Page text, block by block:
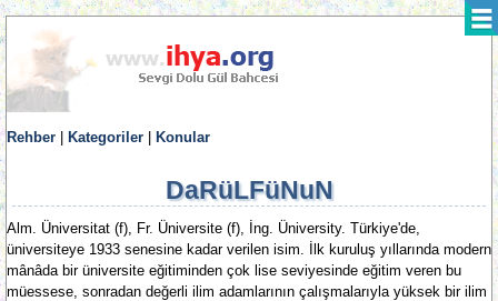
Rehber Kategoriler Konular
DaRüLFüNuN
Alm. Üniversitat (f), Fr. Üniversite (f), İng. Üniversity. Türkiye'de,
üniversiteye 1933 senesine kadar verilen isim. İlk kuruluş yıllarında modern
mânâda bir üniversite eğitiminden çok lise seviyesinde eğitim veren bu
müessese, sonradan değerli ilim adamlarının çalışmalarıyla yüksek bir ilim